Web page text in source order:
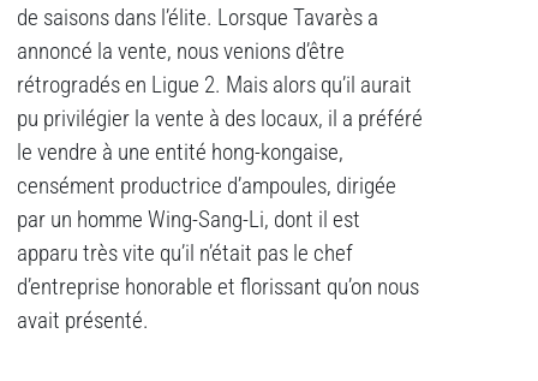
de saisons dans l’élite. Lorsque Tavarès a
annoncé la vente, nous venions d’être
rétrogradés en Ligue 2. Mais alors qu’il aurait
pu privilégier la vente à des locaux, il a préféré
le vendre à une entité hong-kongaise,
censément productrice d’ampoules, dirigée
par un homme Wing-Sang-Li, dont il est
apparu très vite qu’il n’était pas le chef
d’entreprise honorable et florissant qu’on nous
avait présenté.